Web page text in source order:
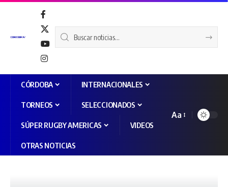
CÓRDOBA INTERNACIONALES
TORNEOS SELECCIONADOS
SÚPER RUGBY AMERICAS VIDEOS
OTRAS NOTICIAS
Aa